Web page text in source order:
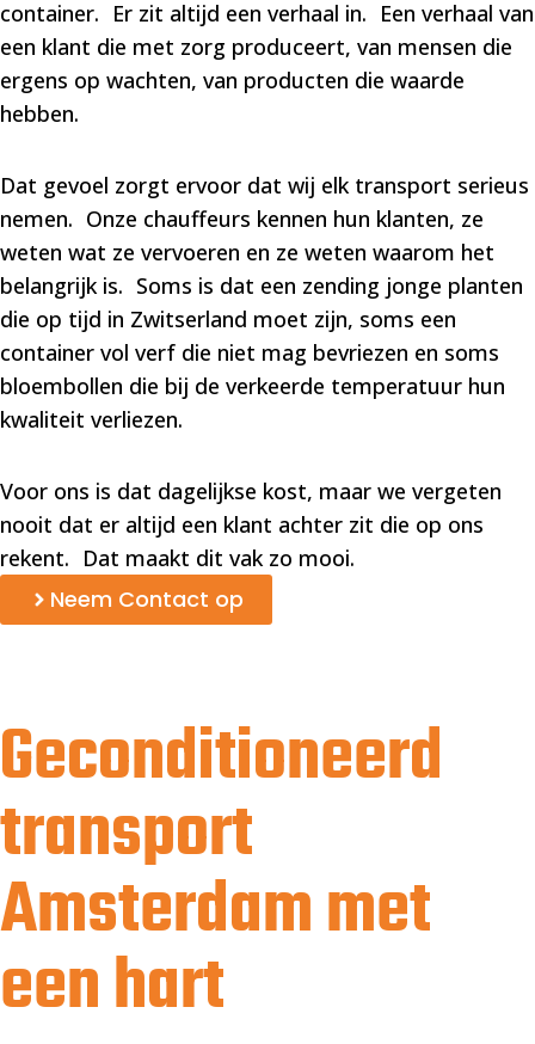
container. Er zit altijd een verhaal in. Een verhaal van
een klant die met zorg produceert, van mensen die
ergens op wachten, van producten die waarde
hebben.
Dat gevoel zorgt ervoor dat wij elk transport serieus
nemen. Onze chauffeurs kennen hun klanten, ze
weten wat ze vervoeren en ze weten waarom het
belangrijk is. Soms is dat een zending jonge planten
die op tijd in Zwitserland moet zijn, soms een
container vol verf die niet mag bevriezen en soms
bloembollen die bij de verkeerde temperatuur hun
kwaliteit verliezen.
Voor ons is dat dagelijkse kost, maar we vergeten
nooit dat er altijd een klant achter zit die op ons
rekent. Dat maakt dit vak zo mooi.
Neem Contact op
Geconditioneerd
transport
Amsterdam met
een hart